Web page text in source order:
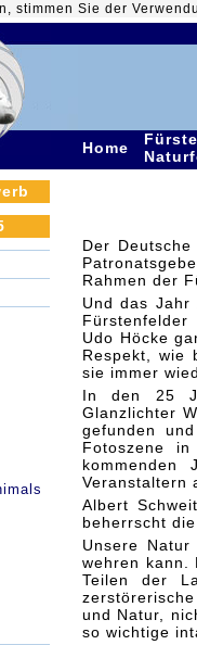
stimmen Sie der
Home
Der
Rahmen der
Und das
Fürstenfelder
Udo Höcke
Respekt, wie
sie immer
In den 25
Glanzlichter
gefunden
Fotoszene
kommenden
Veranstaltern
Albert
beherrscht
Unsere
wehren kann.
Teilen der
und Natur,
so wichtige